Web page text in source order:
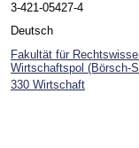
3-421-05427-4
Deutsch
Fakultät für
Wirtschaftspol (Börsch-
330 Wirtschaft